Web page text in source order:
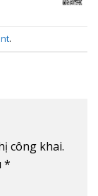
.
công khai.
*